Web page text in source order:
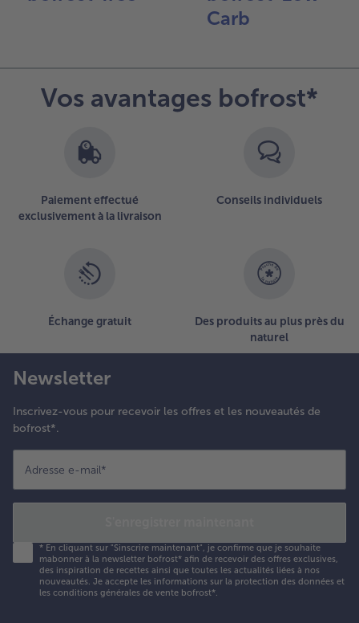
Carb
Vos avantages bofrost*
Paiement effectué
exclusivement à la livraison
Conseils individuels
Échange gratuit
Des produits au plus près du
naturel
Newsletter
Inscrivez-vous pour recevoir les offres et les nouveautés de
bofrost*.
Adresse e-mail*
* En cliquant sur "Sinscrire maintenant", je confirme que je souhaite
mabonner à la newsletter bofrost* afin de recevoir des offres exclusives,
des inspiration de recettes ainsi que toutes les actualités liées à nos
nouveautés. Je accepte les informations sur la protection des données et
les conditions générales de vente bofrost*.